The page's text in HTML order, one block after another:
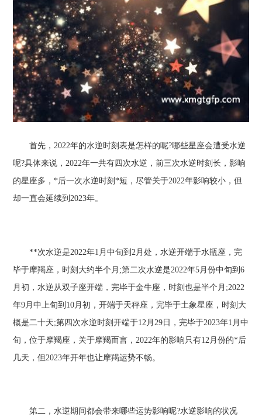
首先，2022年的水逆时刻表是怎样的呢?哪些星座会遭受水逆
呢?具体来说，2022年一共有四次水逆，前三次水逆时刻长，影响
的星座多，*后一次水逆时刻*短，尽管关于2022年影响较小，但
却一直会延续到2023年。
**次水逆是2022年1月中旬到2月处，水逆开端于水瓶座，完
毕于摩羯座，时刻大约半个月;第二次水逆是2022年5月份中旬到6
月初，水逆从双子座开端，完毕于金牛座，时刻也是半个月;2022
年9月中上旬到10月初，开端于天秤座，完毕于土象星座，时刻大
概是二十天;第四次水逆时刻开端于12月29日，完毕于2023年1月中
旬，位于摩羯座，关于摩羯而言，2022年的影响只有12月份的*后
几天，但2023年开年也让摩羯运势不畅。
第二，水逆期间都会带来哪些运势影响呢?水逆影响的状况